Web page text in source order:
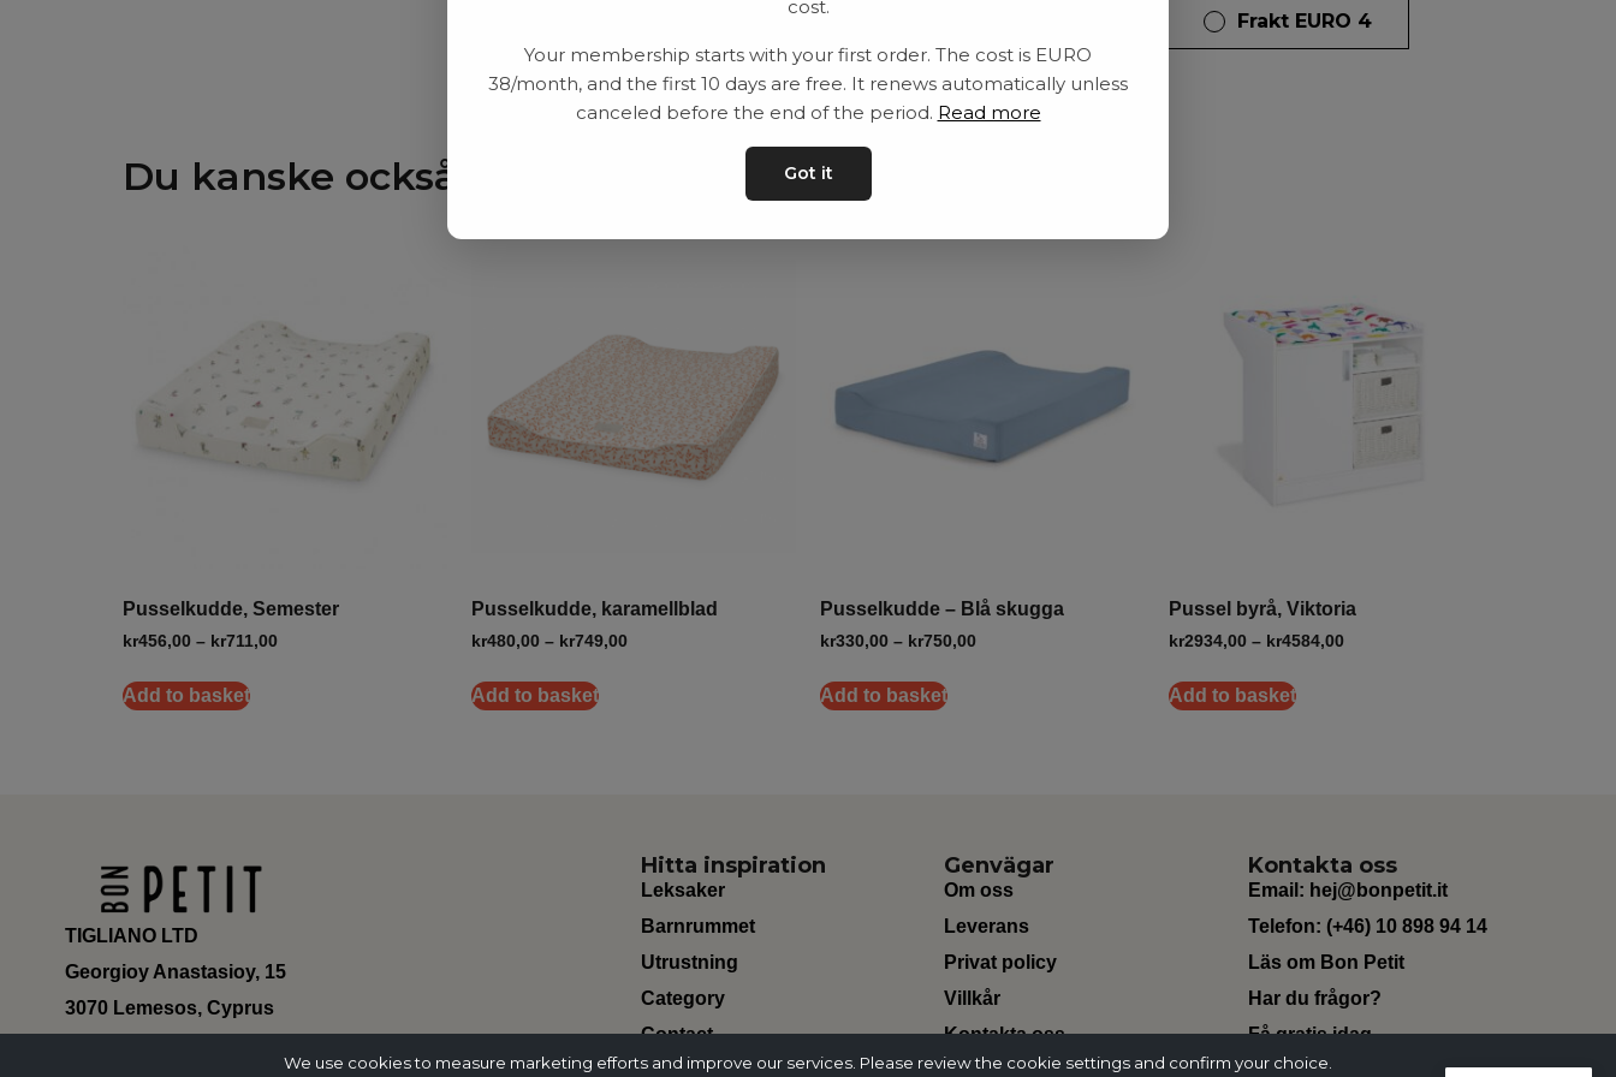
Frakt EURO 4
Du kanske också gillar
Pusselkudde, Semester
kr456,00 – kr711,00
Add to basket
Pusselkudde, karamellblad
kr480,00 – kr749,00
Add to basket
Pusselkudde – Blå skugga
kr330,00 – kr750,00
Add to basket
Pussel byrå, Viktoria
kr2934,00 – kr4584,00
Add to basket
TIGLIANO LTD
Georgioy Anastasioy, 15
3070 Lemesos, Cyprus
Hitta inspiration
Leksaker
Barnrummet
Utrustning
Category
Contact
Genvägar
Om oss
Leverans
Privat policy
Villkår
Kontakta oss
Kontakta oss
Email: hej@bonpetit.it
Telefon: (+46) 10 898 94 14
Läs om Bon Petit
Har du frågor?
Få gratis idag
Change Currency
cost.
Your membership starts with your first order. The cost is EURO
38/month, and the first 10 days are free. It renews automatically unless
canceled before the end of the period. Read more
Got it
We use cookies to measure marketing efforts and improve our services. Please review the cookie settings and confirm your choice.